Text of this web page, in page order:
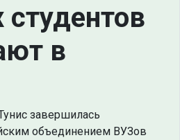
в
завершилась
объединением ВУЗов